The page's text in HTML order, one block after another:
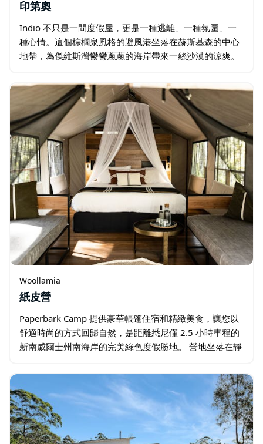
印第奧
Indio 不只是一間度假屋，更是一種逃離、一種氛圍、一
種心情。這個棕櫚泉風格的避風港坐落在赫斯基森的中心
地帶，為傑維斯灣鬱鬱蔥蔥的海岸帶來一絲沙漠的涼爽。
一格的流行色彩上反射。室外…
Woollamia
紙皮營
Paperbark Camp 提供豪華帳篷住宿和精緻美食，讓您以
舒適時尚的方式回歸自然，是距離悉尼僅 2.5 小時車程的
新南威爾士州南海岸的完美綠色度假勝地。 營地坐落在靜
森 …